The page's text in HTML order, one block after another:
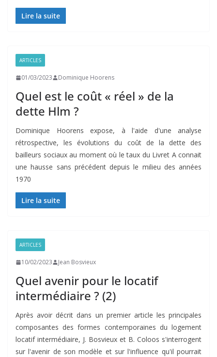
Lire la suite
ARTICLES
01/03/2023 Dominique Hoorens
Quel est le coût « réel » de la
dette Hlm ?
Dominique Hoorens expose, à l'aide d'une analyse
rétrospective, les évolutions du coût de la dette des
bailleurs sociaux au moment où le taux du Livret A connait
une hausse sans précédent depuis le milieu des années
1970
Lire la suite
ARTICLES
10/02/2023 Jean Bosvieux
Quel avenir pour le locatif
intermédiaire ? (2)
Après avoir décrit dans un premier article les principales
composantes des formes contemporaines du logement
locatif intermédiaire, J. Bosvieux et B. Coloos s'interrogent
sur l'avenir de son modèle et sur l'influence qu'il pourrait